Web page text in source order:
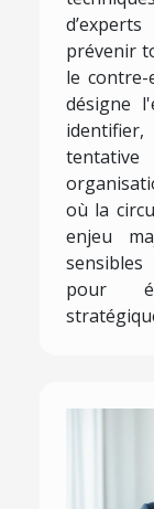
prévenir
le contre-
désigne
où la
enjeu
pour